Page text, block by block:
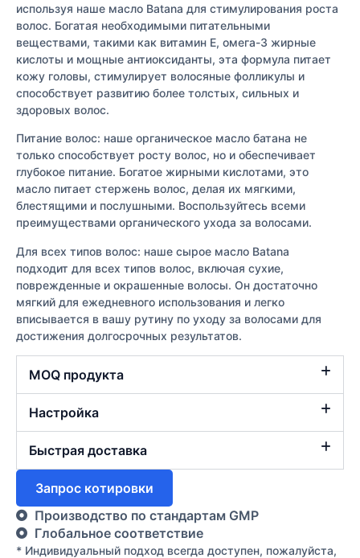
используя наше масло Batana для стимулирования роста
волос. Богатая необходимыми питательными
веществами, такими как витамин Е, омега-3 жирные
кислоты и мощные антиоксиданты, эта формула питает
кожу головы, стимулирует волосяные фолликулы и
способствует развитию более толстых, сильных и
здоровых волос.
Питание волос: наше органическое масло батана не
только способствует росту волос, но и обеспечивает
глубокое питание. Богатое жирными кислотами, это
масло питает стержень волос, делая их мягкими,
блестящими и послушными. Воспользуйтесь всеми
преимуществами органического ухода за волосами.
Для всех типов волос: наше сырое масло Batana
подходит для всех типов волос, включая сухие,
поврежденные и окрашенные волосы. Он достаточно
мягкий для ежедневного использования и легко
вписывается в вашу рутину по уходу за волосами для
достижения долгосрочных результатов.
MOQ продукта
Настройка
Быстрая доставка
Запрос котировки
Производство по стандартам GMP
Глобальное соответствие
* Индивидуальный подход всегда доступен, пожалуйста,